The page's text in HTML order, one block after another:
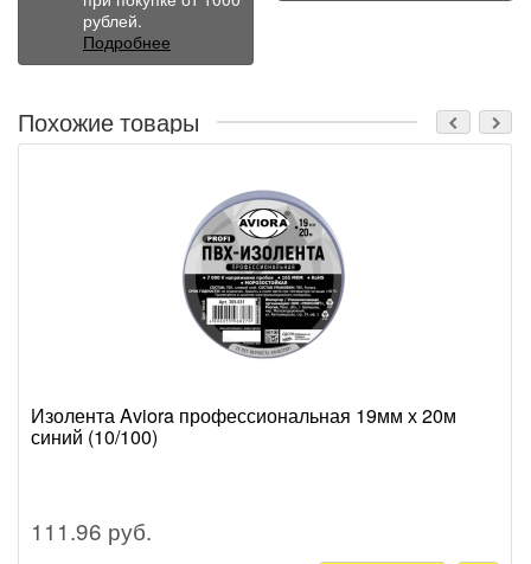
рублей.
Подробнее
Похожие товары
Изолента Aviora профессиональная 19мм х 20м
синий (10/100)
111.96 руб.